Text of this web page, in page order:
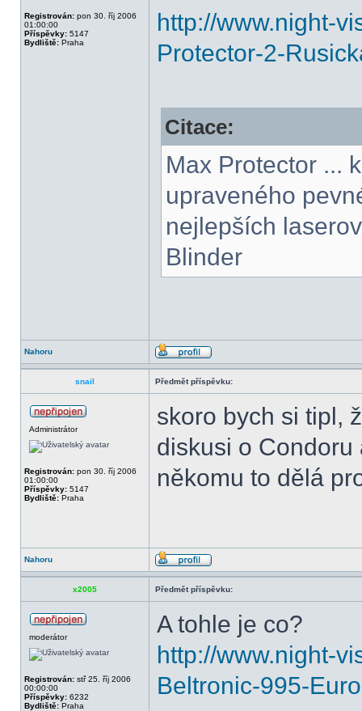
Registrován: pon 30. říj 2006
01:00:00
Příspěvky: 5147
Bydliště: Praha
http://www.night-
Protector-2-
Citace:
Max Protector ...
upraveného
nejlepších
Blinder
Nahoru
snail Předmět příspěvku:
Administrátor
Registrován: pon 30. říj 2006
01:00:00
Příspěvky: 5147
Bydliště: Praha
skoro bych si tipl,
diskusi o
někomu to dělá
Nahoru
x2005 Předmět příspěvku:
moderátor
Registrován: stř 25. říj 2006
00:00:00
Příspěvky: 6232
Bydliště: Praha
A tohle je co?
http://www.night-
Beltronic-995-